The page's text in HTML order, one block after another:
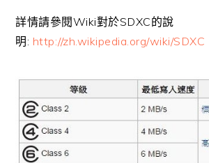
詳情請參閱Wiki對於SDXC的說
明: http://zh.wikipedia.org/wiki/SDXC